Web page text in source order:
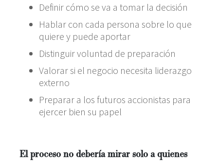
Definir cómo se va a tomar la decisión
Hablar con cada persona sobre lo que
quiere y puede aportar
Distinguir voluntad de preparación
Valorar si el negocio necesita liderazgo
externo
Preparar a los futuros accionistas para
ejercer bien su papel
El proceso no debería mirar solo a quienes